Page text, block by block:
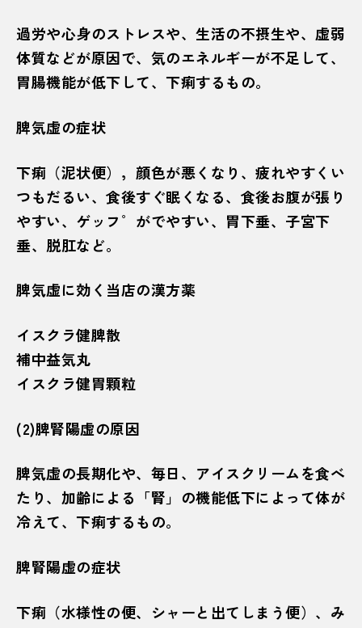
過労や心身のストレスや、生活の不摂生や、虚弱
体質などが原因で、気のエネルギーが不足して、
胃腸機能が低下して、下痢するもの。
脾気虚の症状
下痢（泥状便），顔色が悪くなり、疲れやすくい
つもだるい、食後すぐ眠くなる、食後お腹が張り
やすい、ゲッフ゜がでやすい、胃下垂、子宮下
垂、脱肛など。
脾気虚に効く当店の漢方薬
イスクラ健脾散
補中益気丸
イスクラ健胃顆粒
(2)脾腎陽虚の原因
脾気虚の長期化や、毎日、アイスクリームを食べ
たり、加齢による「腎」の機能低下によって体が
冷えて、下痢するもの。
脾腎陽虚の症状
下痢（水様性の便、シャーと出てしまう便）、み